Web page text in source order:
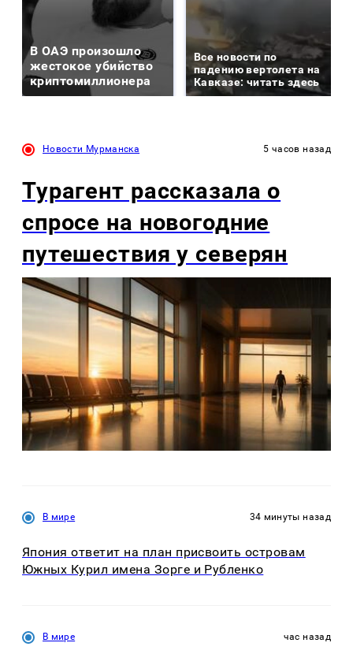
В ОАЭ произошло
жестокое убийство
криптомиллионера
Все новости по
падению вертолета на
Кавказе: читать здесь
Новости Мурманска 5 часов назад
Турагент рассказала о
спросе на новогодние
путешествия у северян
В мире 34 минуты назад
Япония ответит на план присвоить островам
Южных Курил имена Зорге и Рубленко
В мире час назад